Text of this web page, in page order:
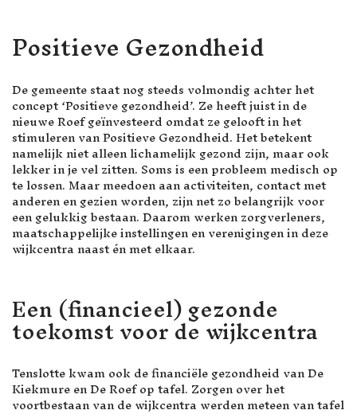
Positieve Gezondheid
De gemeente staat nog steeds volmondig achter het
concept ‘Positieve gezondheid’. Ze heeft juist in de
nieuwe Roef geïnvesteerd omdat ze gelooft in het
stimuleren van Positieve Gezondheid. Het betekent
namelijk niet alleen lichamelijk gezond zijn, maar ook
lekker in je vel zitten. Soms is een probleem medisch op
te lossen. Maar meedoen aan activiteiten, contact met
anderen en gezien worden, zijn net zo belangrijk voor
een gelukkig bestaan. Daarom werken zorgverleners,
maatschappelijke instellingen en verenigingen in deze
wijkcentra naast én met elkaar.
Een (financieel) gezonde
toekomst voor de wijkcentra
Tenslotte kwam ook de financiële gezondheid van De
Kiekmure en De Roef op tafel. Zorgen over het
voortbestaan van de wijkcentra werden meteen van tafel